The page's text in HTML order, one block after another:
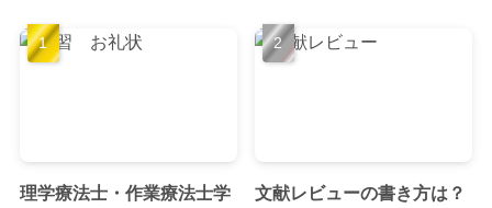
理学療法士・作業療法士学
文献レビューの書き方は？